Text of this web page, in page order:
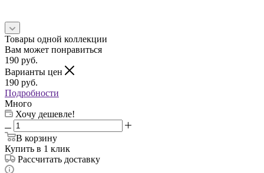
Товары одной коллекции
Вам может понравиться
190 руб.
Варианты цен
190 руб.
Подробности
Много
Хочу дешевле!
В корзину
Купить в 1 клик
Рассчитать доставку